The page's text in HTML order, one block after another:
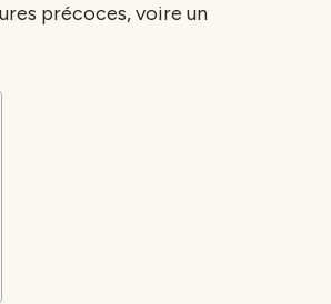
précoces, voire un